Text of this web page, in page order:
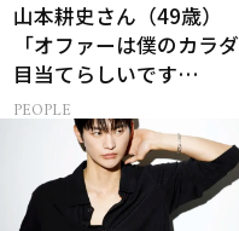
山本耕史さん（49歳）
「オファーは僕のカラダ
目当てらしいです
（笑）」全編英語ミュー
ジカルへの挑戦
PEOPLE